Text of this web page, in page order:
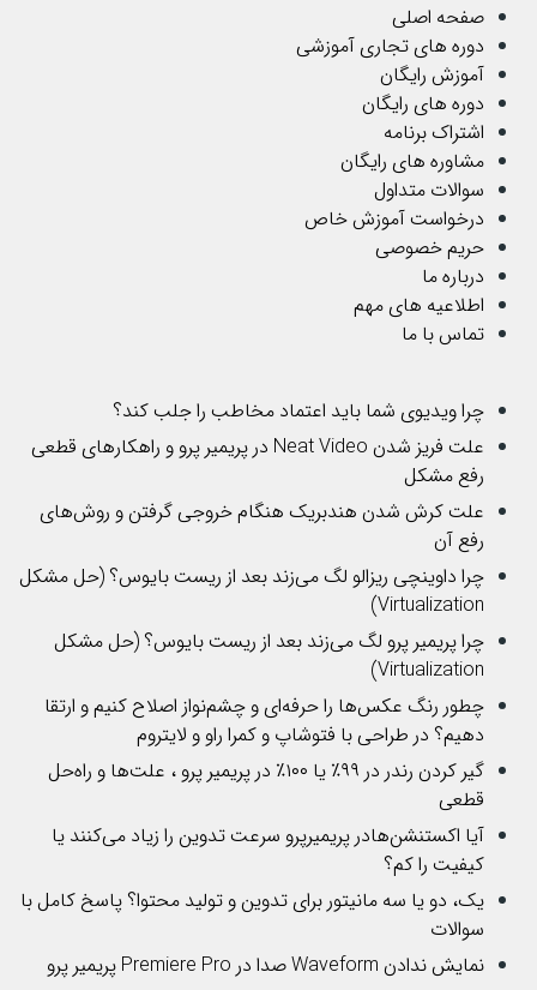
صفحه اصلی
دوره های تجاری آموزشی
آموزش رایگان
دوره های رایگان
اشتراک برنامه
مشاوره های رایگان
سوالات متداول
درخواست آموزش خاص
حریم خصوصی
درباره ما
اطلاعیه های مهم
تماس با ما
چرا ویدیوی شما باید اعتماد مخاطب را جلب کند؟
علت فریز شدن Neat Video در پریمیر پرو و راهکارهای قطعی
رفع مشکل
علت کرش شدن هندبریک هنگام خروجی گرفتن و روش‌های
رفع آن
چرا داوینچی ریزالو لگ می‌زند بعد از ریست بایوس؟ (حل مشکل
Virtualization)
چرا پریمیر پرو لگ می‌زند بعد از ریست بایوس؟ (حل مشکل
Virtualization)
چطور رنگ عکس‌ها را حرفه‌ای و چشم‌نواز اصلاح کنیم و ارتقا
دهیم؟ در طراحی با فتوشاپ و کمرا راو و لایتروم
گیر کردن رندر در ۹۹٪ یا ۱۰۰٪ در پریمیر پرو ، علت‌ها و راه‌حل
قطعی
آیا اکستنشن‌هادر پریمیرپرو سرعت تدوین را زیاد می‌کنند یا
کیفیت را کم؟
یک، دو یا سه مانیتور برای تدوین و تولید محتوا؟ پاسخ کامل با
سوالات
نمایش ندادن Waveform صدا در Premiere Pro پریمیر پرو